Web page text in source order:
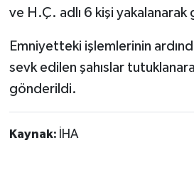
ve H.Ç. adlı 6 kişi yakalanarak
Emniyetteki işlemlerinin
sevk edilen şahıslar
gönderildi.
Kaynak: İHA